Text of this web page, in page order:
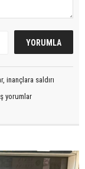
inançlara saldırı
yorumlar